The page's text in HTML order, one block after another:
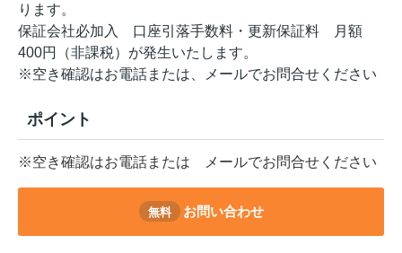
ります。
保証会社必加入 口座引落手数料・更新保証料 月額
400円（非課税）が発生いたします。
※空き確認はお電話または、メールでお問合せください
ポイント
※空き確認はお電話または メールでお問合せください
無料 お問い合わせ